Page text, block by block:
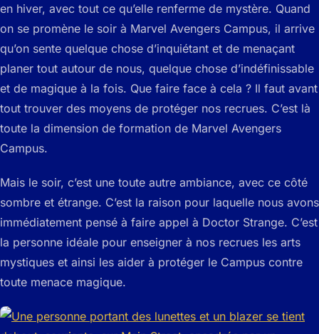
en hiver, avec tout ce qu’elle renferme de mystère. Quand
on se promène le soir à Marvel Avengers Campus, il arrive
qu’on sente quelque chose d’inquiétant et de menaçant
planer tout autour de nous, quelque chose d’indéfinissable
et de magique à la fois. Que faire face à cela ? Il faut avant
tout trouver des moyens de protéger nos recrues. C’est là
toute la dimension de formation de Marvel Avengers
Campus.
Mais le soir, c’est une toute autre ambiance, avec ce côté
sombre et étrange. C’est la raison pour laquelle nous avons
immédiatement pensé à faire appel à Doctor Strange. C’est
la personne idéale pour enseigner à nos recrues les arts
mystiques et ainsi les aider à protéger le Campus contre
toute menace magique.